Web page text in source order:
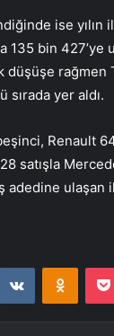
ise yılın
bin 427’ye
düşüşe
sırada yer aldı.
Renault
satışla
ulaşan
VKontakte